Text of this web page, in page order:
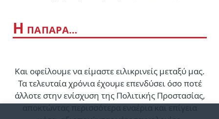
Η ΠΑΠΑΡΑ…
Και οφείλουμε να είμαστε ειλικρινείς μεταξύ μας.
Τα τελευταία χρόνια έχουμε επενδύσει όσο ποτέ
άλλοτε στην ενίσχυση της Πολιτικής Προστασίας,